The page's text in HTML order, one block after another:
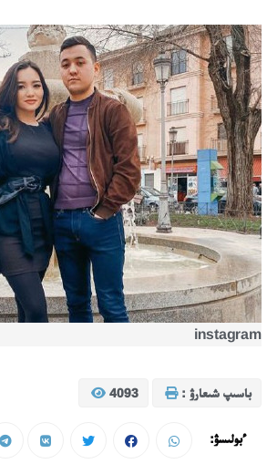
instagram
باسىپ شىعارۋ : 4093
ءبولىسۋ: